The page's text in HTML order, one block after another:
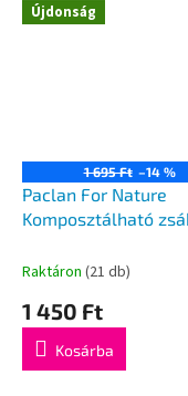
Újdonság
1 695 Ft –14 %
Paclan For Nature
Komposztálható
Raktáron (21 db)
1 450 Ft
Kosárba